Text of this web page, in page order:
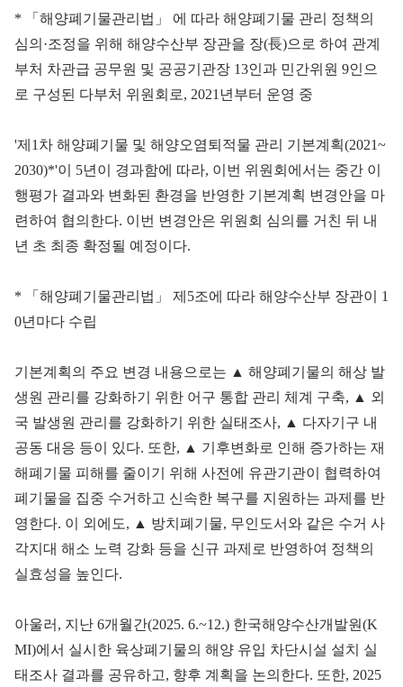
* 「해양폐기물관리법」 에 따라 해양폐기물 관리 정책의
심의·조정을 위해 해양수산부 장관을 장(長)으로 하여 관계
부처 차관급 공무원 및 공공기관장 13인과 민간위원 9인으
로 구성된 다부처 위원회로, 2021년부터 운영 중
'제1차 해양폐기물 및 해양오염퇴적물 관리 기본계획(2021~
2030)*'이 5년이 경과함에 따라, 이번 위원회에서는 중간 이
행평가 결과와 변화된 환경을 반영한 기본계획 변경안을 마
련하여 협의한다. 이번 변경안은 위원회 심의를 거친 뒤 내
년 초 최종 확정될 예정이다.
* 「해양폐기물관리법」 제5조에 따라 해양수산부 장관이 1
0년마다 수립
기본계획의 주요 변경 내용으로는 ▲ 해양폐기물의 해상 발
생원 관리를 강화하기 위한 어구 통합 관리 체계 구축, ▲ 외
국 발생원 관리를 강화하기 위한 실태조사, ▲ 다자기구 내
공동 대응 등이 있다. 또한, ▲ 기후변화로 인해 증가하는 재
해폐기물 피해를 줄이기 위해 사전에 유관기관이 협력하여
폐기물을 집중 수거하고 신속한 복구를 지원하는 과제를 반
영한다. 이 외에도, ▲ 방치폐기물, 무인도서와 같은 수거 사
각지대 해소 노력 강화 등을 신규 과제로 반영하여 정책의
실효성을 높인다.
아울러, 지난 6개월간(2025. 6.~12.) 한국해양수산개발원(K
MI)에서 실시한 육상폐기물의 해양 유입 차단시설 설치 실
태조사 결과를 공유하고, 향후 계획을 논의한다. 또한, 2025